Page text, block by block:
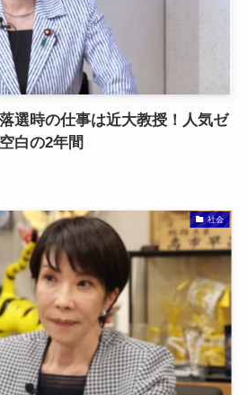
選時の仕事は近大教授！人気ゼ
白の2年間
社会